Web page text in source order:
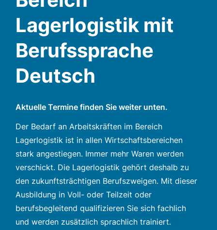
Lagerlogistik mit
Berufssprache
Deutsch
Aktuelle Termine finden Sie weiter unten.
Der Bedarf an Arbeitskräften im Bereich
Lagerlogistik ist in allen Wirtschaftsbereichen
stark angestiegen. Immer mehr Waren werden
verschickt. Die Lagerlogistik gehört deshalb zu
den zukunftsträchtigen Berufszweigen. Mit dieser
Ausbildung in Voll- oder Teilzeit oder
berufsbegleitend qualifizieren Sie sich fachlich
und werden zusätzlich sprachlich trainiert.